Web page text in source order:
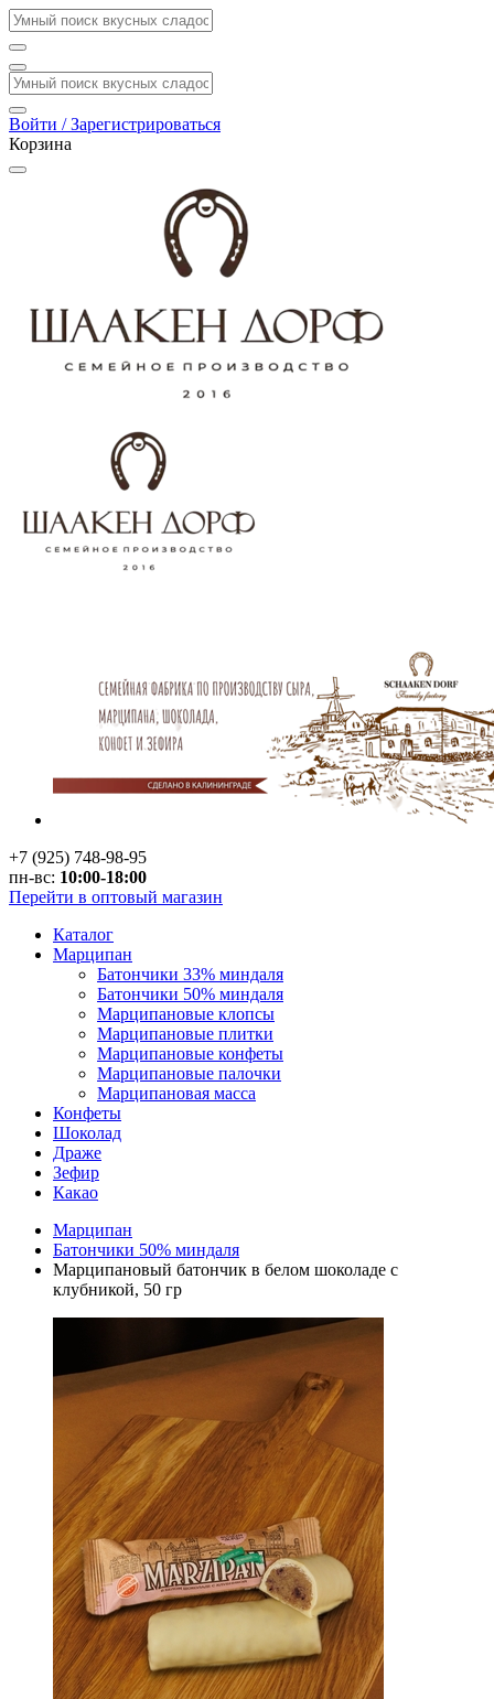
Войти / Зарегистрироваться
Корзина
+7 (925) 748-98-95
пн-вс: 10:00-18:00
Перейти в оптовый магазин
Каталог
Марципан
Батончики 33% миндаля
Батончики 50% миндаля
Марципановые клопсы
Марципановые плитки
Марципановые конфеты
Марципановые палочки
Марципановая масса
Конфеты
Шоколад
Драже
Зефир
Какао
Марципан
Батончики 50% миндаля
Марципановый батончик в белом шоколаде с
клубникой, 50 гр